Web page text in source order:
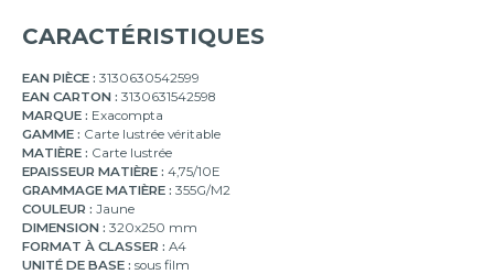
CARACTÉRISTIQUES
EAN PIÈCE : 3130630542599
EAN CARTON : 3130631542598
MARQUE : Exacompta
GAMME : Carte lustrée véritable
MATIÈRE : Carte lustrée
EPAISSEUR MATIÈRE : 4,75/10E
GRAMMAGE MATIÈRE : 355G/M2
COULEUR : Jaune
DIMENSION : 320x250 mm
FORMAT À CLASSER : A4
UNITÉ DE BASE : sous film